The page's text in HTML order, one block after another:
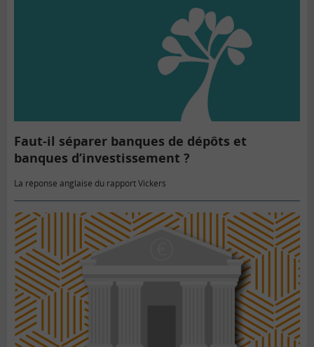
Faut-il séparer banques de dépôts et
banques d’investissement ?
La réponse anglaise du rapport Vickers